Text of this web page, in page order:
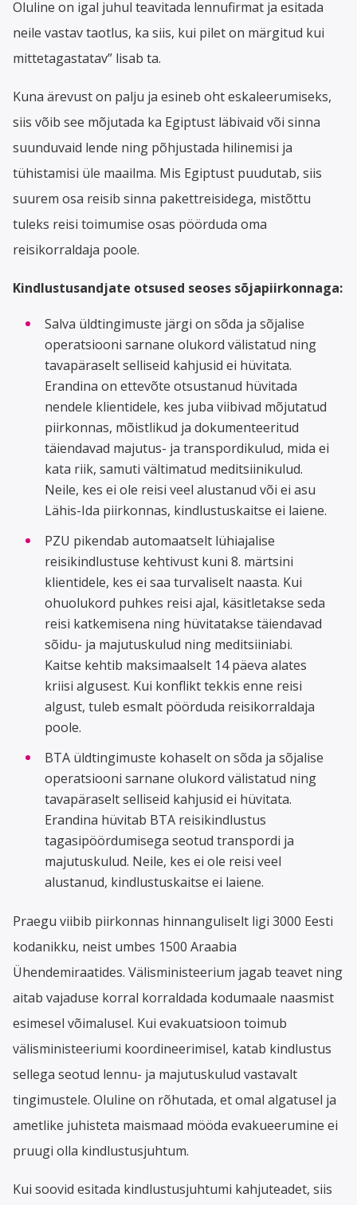
Oluline on igal juhul teavitada lennufirmat ja esitada
neile vastav taotlus, ka siis, kui pilet on märgitud kui
mittetagastatav” lisab ta.
Kuna ärevust on palju ja esineb oht eskaleerumiseks,
siis võib see mõjutada ka Egiptust läbivaid või sinna
suunduvaid lende ning põhjustada hilinemisi ja
tühistamisi üle maailma. Mis Egiptust puudutab, siis
suurem osa reisib sinna pakettreisidega, mistõttu
tuleks reisi toimumise osas pöörduda oma
reisikorraldaja poole.
Kindlustusandjate otsused seoses sõjapiirkonnaga:
Salva üldtingimuste järgi on sõda ja sõjalise
operatsiooni sarnane olukord välistatud ning
tavapäraselt selliseid kahjusid ei hüvitata.
Erandina on ettevõte otsustanud hüvitada
nendele klientidele, kes juba viibivad mõjutatud
piirkonnas, mõistlikud ja dokumenteeritud
täiendavad majutus- ja transpordikulud, mida ei
kata riik, samuti vältimatud meditsiinikulud.
Neile, kes ei ole reisi veel alustanud või ei asu
Lähis-Ida piirkonnas, kindlustuskaitse ei laiene.
PZU pikendab automaatselt lühiajalise
reisikindlustuse kehtivust kuni 8. märtsini
klientidele, kes ei saa turvaliselt naasta. Kui
ohuolukord puhkes reisi ajal, käsitletakse seda
reisi katkemisena ning hüvitatakse täiendavad
sõidu- ja majutuskulud ning meditsiiniabi.
Kaitse kehtib maksimaalselt 14 päeva alates
kriisi algusest. Kui konflikt tekkis enne reisi
algust, tuleb esmalt pöörduda reisikorraldaja
poole.
BTA üldtingimuste kohaselt on sõda ja sõjalise
operatsiooni sarnane olukord välistatud ning
tavapäraselt selliseid kahjusid ei hüvitata.
Erandina hüvitab BTA reisikindlustus
tagasipöördumisega seotud transpordi ja
majutuskulud. Neile, kes ei ole reisi veel
alustanud, kindlustuskaitse ei laiene.
Praegu viibib piirkonnas hinnanguliselt ligi 3000 Eesti
kodanikku, neist umbes 1500 Araabia
Ühendemiraatides. Välisministeerium jagab teavet ning
aitab vajaduse korral korraldada kodumaale naasmist
esimesel võimalusel. Kui evakuatsioon toimub
välisministeeriumi koordineerimisel, katab kindlustus
sellega seotud lennu- ja majutuskulud vastavalt
tingimustele. Oluline on rõhutada, et omal algatusel ja
ametlike juhisteta maismaad mööda evakueerumine ei
pruugi olla kindlustusjuhtum.
Kui soovid esitada kindlustusjuhtumi kahjuteadet, siis